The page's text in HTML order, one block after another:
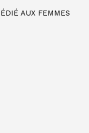
AUX FEMMES